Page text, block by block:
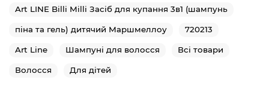
Art LINE Billi Milli Засіб для купання 3в1 (шампунь
піна та гель) дитячий Маршмеллоу 720213
Art Line Шампуні для волосся Всі товари
Волосся Для дітей